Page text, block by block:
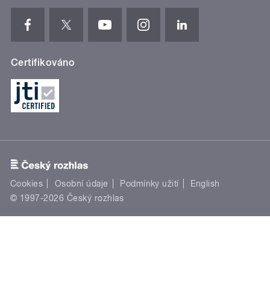
Certifikováno
Cookies Osobní údaje Podmínky užití
English
© 1997-2026 Český rozhlas